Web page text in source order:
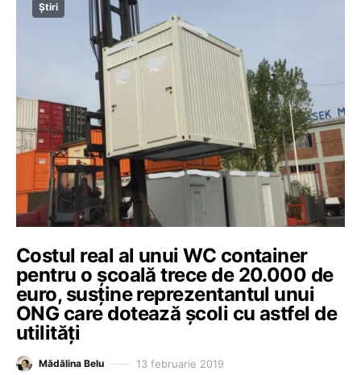
Știri
Costul real al unui WC container
pentru o școală trece de 20.000 de
euro, susține reprezentantul unui
ONG care dotează școli cu astfel de
utilități
Mădălina Belu 13 februarie 2019